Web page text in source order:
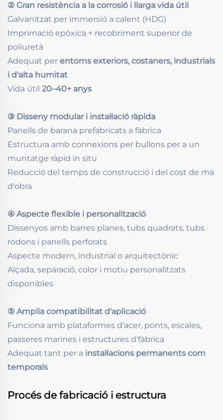
② Gran resistència a la corrosió i llarga vida útil
Galvanitzat per immersió a calent (HDG)
Imprimació epòxica + recobriment superior de
poliuretà
Adequat per entorns exteriors, costaners, industrials
i d'alta humitat
Vida útil 20–40+ anys
③ Disseny modular i instal·lació ràpida
Panells de barana prefabricats a fàbrica
Estructura amb connexions per bullons per a un
muntatge ràpid in situ
Reducció del temps de construcció i del cost de mà
d'obra
④ Aspecte flexible i personalització
Dissenyos amb barres planes, tubs quadrats, tubs
rodons i panells perforats
Aspecte modern, industrial o arquitectònic
Alçada, separació, color i motiu personalitzats
disponibles
⑤ Amplia compatibilitat d'aplicació
Funciona amb plataformes d'acer, ponts, escales,
passeres marines i estructures d'fàbrica
Adequat tant per a instal·lacions permanents com
temporals
Procés de fabricació i estructura